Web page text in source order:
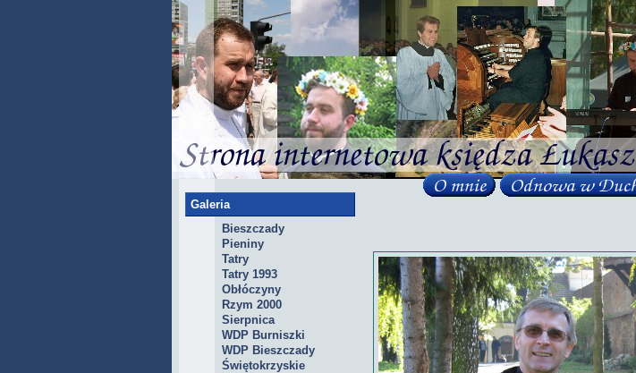
Galeria
Bieszczady
Pieniny
Tatry
Tatry 1993
Obłóczyny
Rzym 2000
Sierpnica
WDP Burniszki
WDP Bieszczady
Świętokrzyskie